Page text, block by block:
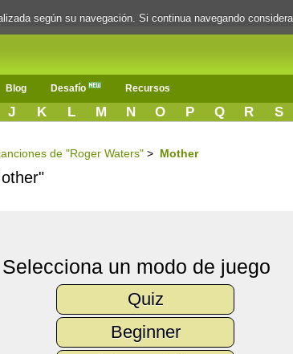
Blog Desafío Recursos
J K L M N O P Q R S
de "Roger Waters" > Mother
Selecciona un modo de juego
Quiz
Beginner
según su navegación. Si continua navegando